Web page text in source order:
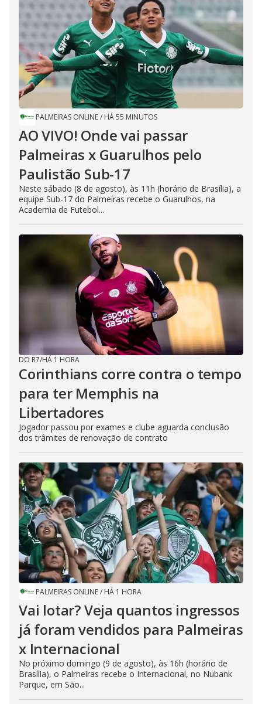
PALMEIRAS ONLINE/ HÁ 55 MINUTOS
AO VIVO! Onde vai passar
Palmeiras x Guarulhos pelo
Paulistão Sub-17
Neste sábado (8 de agosto), às 11h (horário de Brasília), a
equipe Sub-17 do Palmeiras recebe o Guarulhos, na
Academia de Futebol...
DO R7/HÁ 1 HORA
Corinthians corre contra o tempo
para ter Memphis na
Libertadores
Jogador passou por exames e clube aguarda conclusão
dos trâmites de renovação de contrato
PALMEIRAS ONLINE/ HÁ 1 HORA
Vai lotar? Veja quantos ingressos
já foram vendidos para Palmeiras
x Internacional
No próximo domingo (9 de agosto), às 16h (horário de
Brasília), o Palmeiras recebe o Internacional, no Nubank
Parque, em São...